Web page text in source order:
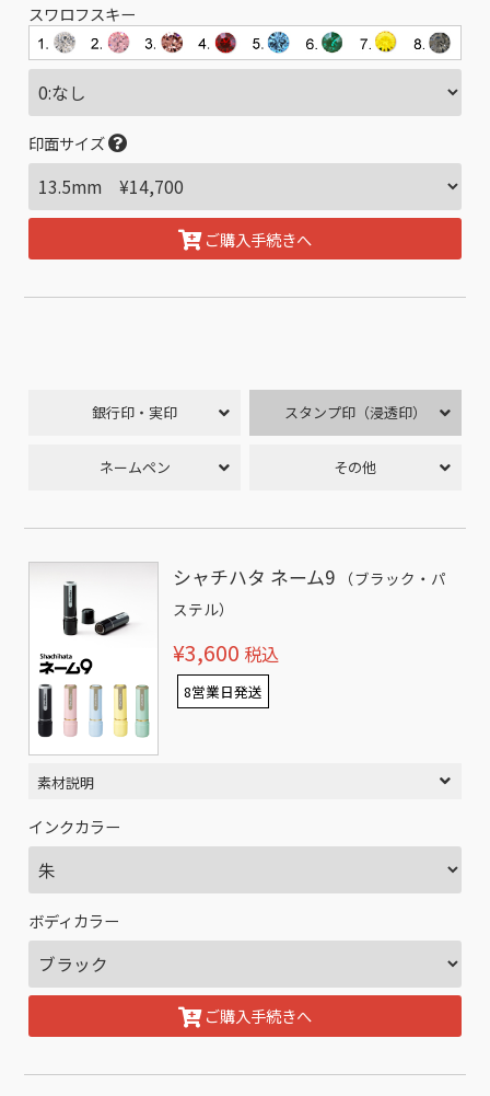
スワロフスキー
印面サイズ
ご購入手続きへ
銀行印・実印 スタンプ印（浸透印）
ネームペン その他
シャチハタ ネーム9
（ブラック・パ
ステル）
¥3,600 税込
8営業日発送
素材説明
インクカラー
ボディカラー
ご購入手続きへ